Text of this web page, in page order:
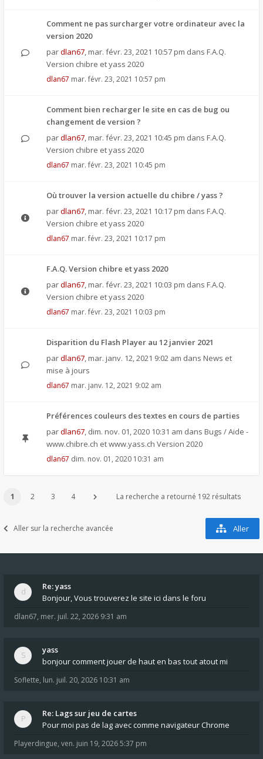
Comment ne pas surcharger votre ordinateur avec la
version 2020
pardlan67, mar. févr. 23, 2021 10:57 pm dans F.A.Q.
Version chibre et yass 2020
dlan67 mar. févr. 23, 2021 10:57 pm
Comment bien recharger le site en cas de bug ou
changement de version ?
pardlan67, mar. févr. 23, 2021 10:45 pm dans F.A.Q.
Version chibre et yass 2020
dlan67 mar. févr. 23, 2021 10:45 pm
Où trouver la version actuelle du chibre / yass ?
pardlan67, mar. févr. 23, 2021 10:17 pm dans F.A.Q.
Version chibre et yass 2020
dlan67 mar. févr. 23, 2021 10:17 pm
F.A.Q. Version chibre et yass 2020
pardlan67, mar. févr. 23, 2021 10:03 pm dans F.A.Q.
Version chibre et yass 2020
dlan67 mar. févr. 23, 2021 10:03 pm
Disparition du Flash Player au 12 janvier 2021
pardlan67, mar. janv. 12, 2021 9:02 am dans News et
mise à jours
dlan67 mar. janv. 12, 2021 9:02 am
Préférences couleurs des textes en cours de parties
pardlan67, dim. nov. 01, 2020 10:31 am dans Bugs / Aide -
www.chibre.ch et www.yass.ch Version 2020
dlan67 dim. nov. 01, 2020 10:31 am
1 2 3 4 La recherche a retourné 192 résultats
Aller sur la recherche avancée Aller
Re: yass
Bonjour, Vous trouverez le site ici dans le foru
dlan67, mer. juil. 22, 2026 9:31 am
yass
bonjour comment jouer de haut en bas tout atout mi
Soflette, lun. juil. 20, 2026 10:31 am
Re: Lags sur jeu de cartes
Pour moi pas de lag avec comme navigateur Chrome
Playerdingue, ven. juin 19, 2026 5:37 pm